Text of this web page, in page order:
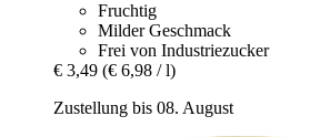
Fruchtig
Milder Geschmack
Frei von Industriezucker
€ 3,49 (€ 6,98 / l)
Zustellung bis 08. August